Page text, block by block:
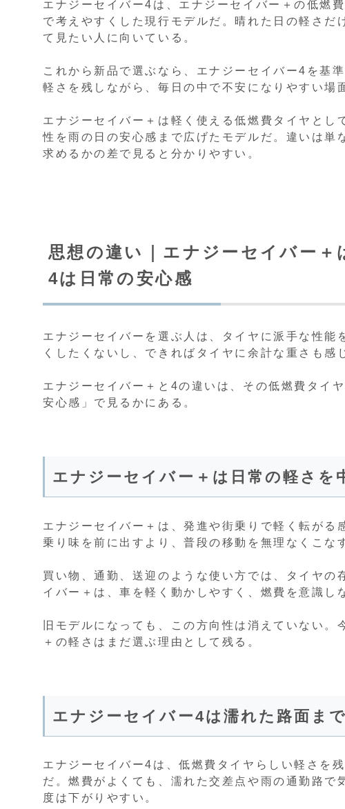
エナジーセイバー4は、エナジーセイバー＋の低燃
で考えやすくした現行モデルだ。晴れた日の軽さ
て見たい人に向いている。
これから新品で選ぶなら、エナジーセイバー4を基
軽さを残しながら、毎日の中で不安になりやすい場
エナジーセイバー＋は軽く使える低燃費タイヤと
性を雨の日の安心感まで広げたモデルだ。違いは単
求めるかの差で見ると分かりやすい。
思想の違い｜エナジーセイバー
4は日常の安心感
エナジーセイバーを選ぶ人は、タイヤに派手な性
くしたくないし、できればタイヤに余計な重さも感
エナジーセイバー＋と4の違いは、その低燃費タイ
安心感」で見るかにある。
エナジーセイバー＋は日常の軽さを
エナジーセイバー＋は、発進や街乗りで軽く転が
乗り味を前に出すより、普段の移動を無理なくこな
買い物、通勤、送迎のような使い方では、タイヤ
イバー＋は、車を軽く動かしやすく、燃費を意識し
旧モデルになっても、この方向性は消えていない
＋の軽さはまだ選ぶ理由として残る。
エナジーセイバー4は濡れた路面ま
エナジーセイバー4は、低燃費タイヤらしい軽さを
だ。燃費がよくても、濡れた交差点や雨の通勤路で
度は下がりやすい。